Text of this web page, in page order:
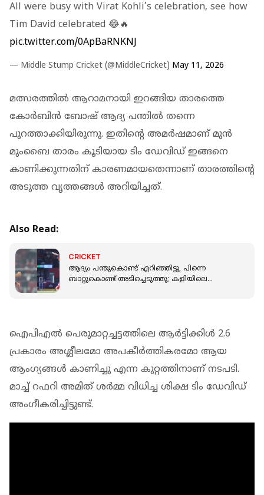
All were busy with Virat Kohli’s celebration, see how
Tim David celebrated 😂🔥
pic.twitter.com/0ApBaRNKNJ
— Middle Stump Cricket (@MiddleCricket) May 11, 2026
മത്സരത്തില്‍ ആറാമനായി ഇറങ്ങിയ താരത്തെ
കോര്‍ബിന്‍ ബോഷ് ആദ്യ പന്തില്‍ തന്നെ
പുറത്താക്കിയിരുന്നു. ഇതിന്റെ അമര്‍ഷമാണ് മുന്‍
മുംബൈ താരം കൂടിയായ ടിം ഡേവിഡ് ഇങ്ങനെ
കാണിക്കുന്നതിന് കാരണമായതെന്നാണ് താരത്തിന്റെ
അടുത്ത വൃത്തങ്ങള്‍ അറിയിച്ചത്.
Also Read:
CRICKET
ആദ്യം പന്തുകൊണ്ട് എറിഞ്ഞിട്ടു, പിന്നെ
ബാറ്റുകൊണ്ട് അടിച്ചെടുത്തു; കളിയിലെ
ഐപിഎല്‍ പെരുമാറ്റച്ചട്ടത്തിലെ ആര്‍ട്ടിക്കിള്‍ 2.6
പ്രകാരം അശ്ലീലമോ അപകീര്‍ത്തികരമോ ആയ
ആംഗ്യങ്ങള്‍ കാണിച്ചു എന്ന കുറ്റത്തിനാണ് നടപടി.
മാച്ച് റഫറി അമിത് ശര്‍മ്മ വിധിച്ച ശിക്ഷ ടിം ഡേവിഡ്
അംഗീകരിച്ചിട്ടുണ്ട്.